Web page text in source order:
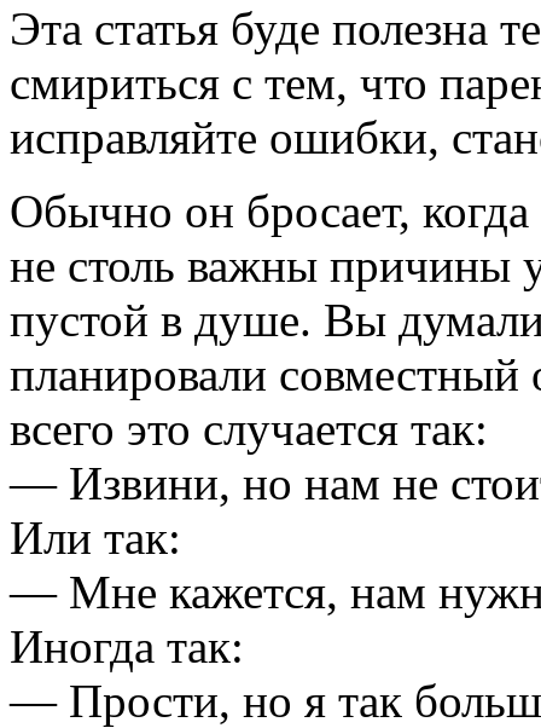
Эта статья буде полезна
смириться с тем, что
исправляйте ошибки,
Обычно он бросает,
не столь важны причины
пустой в душе. Вы
планировали совместный
всего это случается так:
— Извини, но нам не
Или так:
— Мне кажется, нам
Иногда так:
— Прости, но я так